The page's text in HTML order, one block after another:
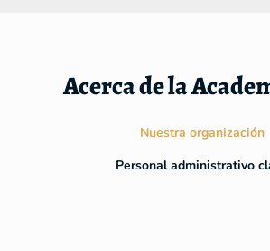
Acerca de la
Nuestra organización
Personal administrativo